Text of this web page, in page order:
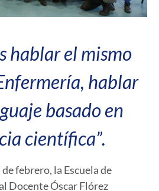
hablar el mismo
hablar
basado en
científica”.
febrero, la Escuela de
Docente Óscar Flórez